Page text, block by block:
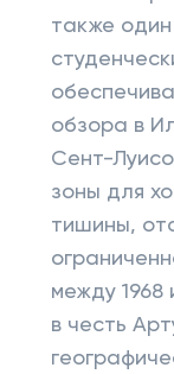
также
обзора в
Сент-
зоны для
тишины,
между 1968
в честь